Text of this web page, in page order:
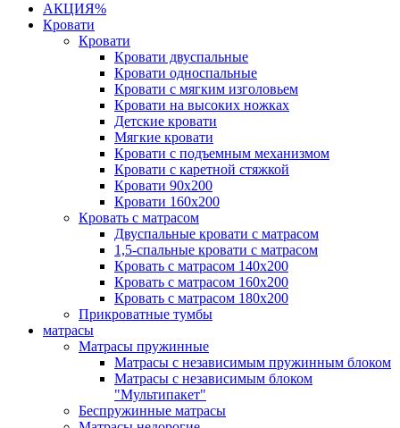
АКЦИЯ%
Кровати
Кровати
Кровати двуспальные
Кровати односпальные
Кровати с мягким изголовьем
Кровати на высоких ножках
Детские кровати
Мягкие кровати
Кровати с подъемным механизмом
Кровати с каретной стяжкой
Кровати 90х200
Кровати 160х200
Кровать с матрасом
Двуспальные кровати с матрасом
1,5-спальные кровати с матрасом
Кровать с матрасом 140х200
Кровать с матрасом 160х200
Кровать с матрасом 180х200
Прикроватные тумбы
матрасы
Матрасы пружинные
Матрасы с независимым пружинным блоком
Матрасы с независимым блоком
"Мультипакет"
Беспружинные матрасы